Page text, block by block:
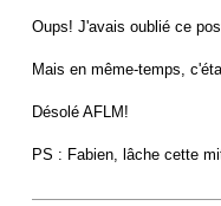
Oups! J'avais oublié ce
Mais en même-temps,
Désolé AFLM!
PS : Fabien, lâche cette